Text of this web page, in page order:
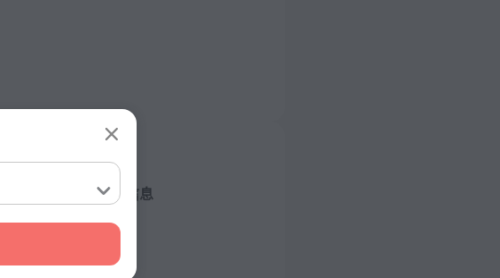
有关酒店的信息
插座类型
230 伏 / 50 赫兹